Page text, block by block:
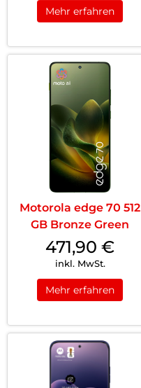
Mehr erfahren
Motorola edge 70 512
GB Bronze Green
471,90 €
inkl. MwSt.
Mehr erfahren